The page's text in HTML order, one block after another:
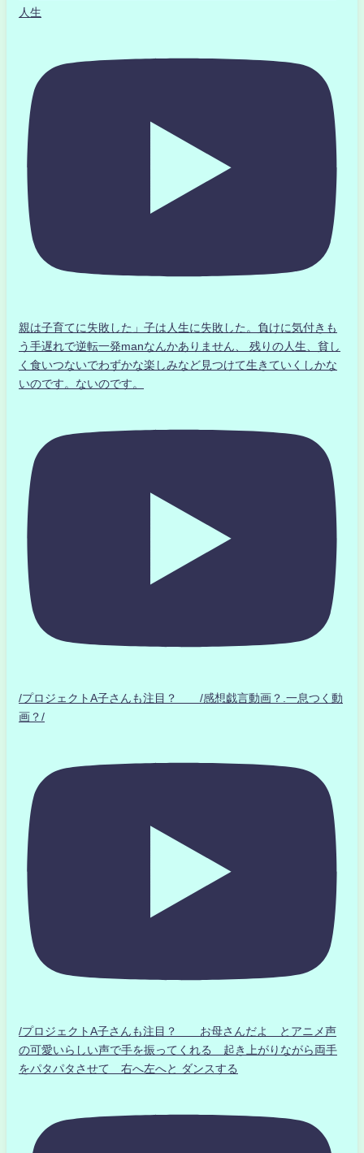
人生
親は子育てに失敗した」子は人生に失敗した。負けに気付きも
う手遅れで逆転一発manなんかありません、 残りの人生、貧し
く食いつないでわずかな楽しみなど見つけて生きていくしかな
いのです。ないのです。
/プロジェクトA子さんも注目？ /感想戯言動画？.一息つく動
画？/
/プロジェクトA子さんも注目？ お母さんだよ とアニメ声
の可愛いらしい声で手を振ってくれる 起き上がりながら両手
をパタパタさせて 右へ左へと ダンスする